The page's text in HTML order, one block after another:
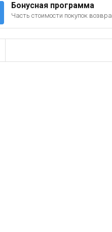
Бонусная программа
Часть стоимости покупок